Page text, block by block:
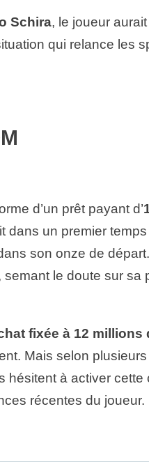
Schira, le joueur aurait
qui relance les
d’un prêt payant d’
dans un premier
son onze de
le doute sur sa
fixée à 12 millions
Mais selon
hésitent à activer cette
récentes du joueur.